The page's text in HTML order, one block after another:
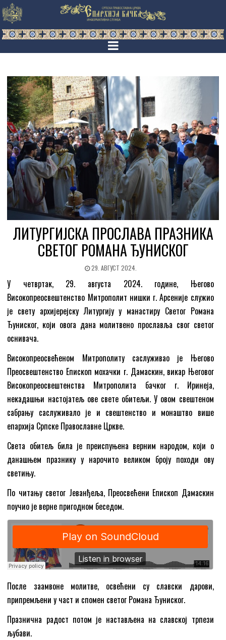
ЛИТУРГИЈСКА ПРОСЛАВА ПРАЗНИКА
СВЕТОГ РОМАНА ЂУНИСКОГ
29. АВГУСТ 2024.
У четвртак, 29. августа 2024. године, Његово
Високопреосвештенство Митрополит нишки г. Арсеније служио
је свету архијерејску Литургију у манастиру Светог Романа
Ђуниског, који овога дана молитвено прославља свог светог
оснивача.
Високопреосвећеном Митрополиту саслуживао је Његово
Преосвештенство Епископ мохачки г. Дамаскин, викар Његовог
Високопреосвештенства Митрополита бачког г. Иринеја,
некадашњи настојатељ ове свете обитељи. У овом свештеном
сабрању саслуживало је и свештенство и монаштво више
епархија Српске Православне Цркве.
Света обитељ била је преиспуњена верним народом, који о
данашњем празнику у нарочито великом броју походи ову
светињу.
По читању светог Јеванђеља, Преосвећени Епископ Дамаскин
поучио је верне пригодном беседом.
После заамвоне молитве, освећени су славски дарови,
припремљени у част и спомен светог Романа Ђуниског.
Празнична радост потом је настављена на славској трпези
љубави.